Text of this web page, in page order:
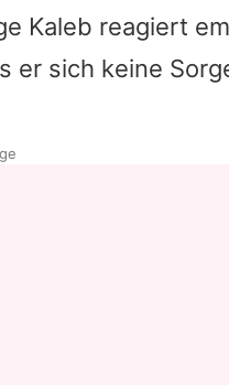
Kaleb reagiert
er sich keine